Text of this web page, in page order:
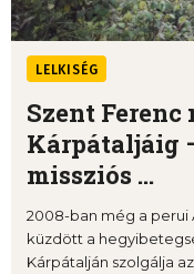
LELKISÉG
Szent
Kárpátaljáig
missziós ...
2008-ban még a perui
küzdött a
Kárpátalján szolgálja